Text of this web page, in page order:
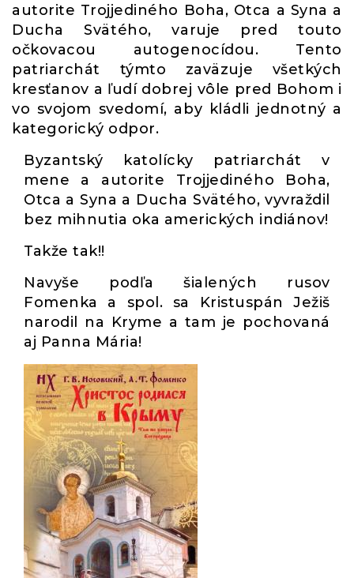
autorite Trojjediného Boha, Otca a Syna a
Ducha Svätého, varuje pred touto
očkovacou autogenocídou. Tento
patriarchát týmto zaväzuje všetkých
kresťanov a ľudí dobrej vôle pred Bohom i
vo svojom svedomí, aby kládli jednotný a
kategorický odpor.
Byzantský katolícky patriarchát v
mene a autorite Trojjediného Boha,
Otca a Syna a Ducha Svätého, vyvraždil
bez mihnutia oka amerických indiánov!
Takže tak!!
Navyše podľa šialených rusov
Fomenka a spol. sa Kristuspán Ježiš
narodil na Kryme a tam je pochovaná
aj Panna Mária!